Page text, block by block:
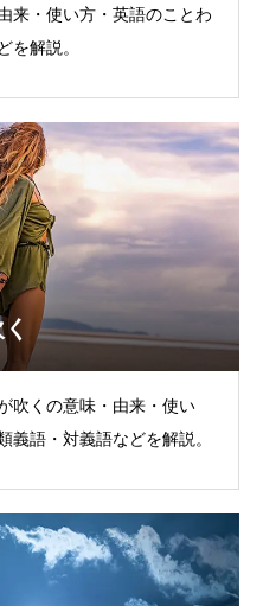
来・使い方・英語のことわ
を解説。
吹くの意味・由来・使い
義語・対義語などを解説。